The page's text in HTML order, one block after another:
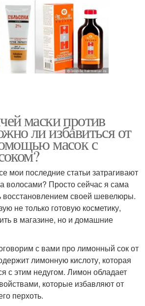
маски против
ли избавиться от
масок с
мои последние статьи затрагивают
волосами? Просто сейчас я сама
восстановлением своей шевелюры.
не только готовую косметику,
в магазине, но и домашние
с вами про лимонный сок от
лимонную кислоту, которая
с этим недугом. Лимон обладает
которые избавляют от
перхоть.